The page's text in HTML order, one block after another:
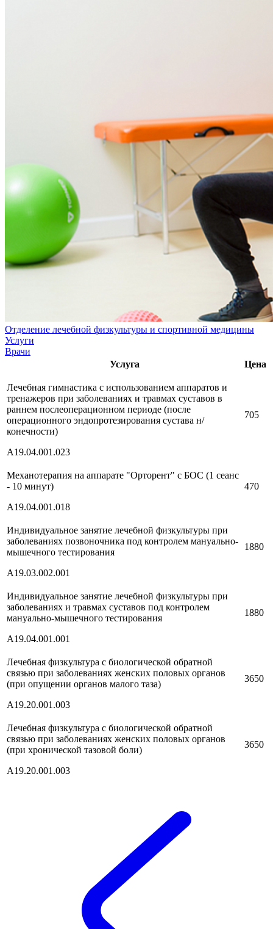
Отделение лечебной физкультуры и спортивной медицины
Услуги
Врачи
Услуга
Цена
Лечебная гимнастика с использованием аппаратов и
тренажеров при заболеваниях и травмах суставов в
раннем послеоперационном периоде (после
операционного эндопротезирования сустава н/
конечности)
А19.04.001.023
705
Механотерапия на аппарате "Орторент" с БОС (1 сеанс
- 10 минут)
A19.04.001.018
470
Индивидуальное занятие лечебной физкультуры при
заболеваниях позвоночника под контролем мануально-
мышечного тестирования
A19.03.002.001
1880
Индивидуальное занятие лечебной физкультуры при
заболеваниях и травмах суставов под контролем
мануально-мышечного тестирования
A19.04.001.001
1880
Лечебная физкультура с биологической обратной
связью при заболеваниях женских половых органов
(при опущении органов малого таза)
A19.20.001.003
3650
Лечебная физкультура с биологической обратной
связью при заболеваниях женских половых органов
(при хронической тазовой боли)
A19.20.001.003
3650